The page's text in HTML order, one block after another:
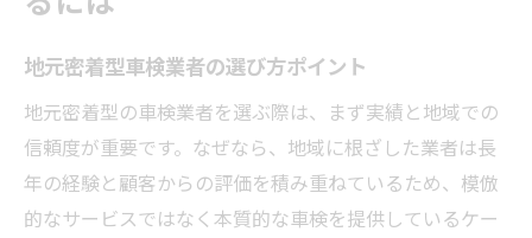
地元密着型車検業者の選び方ポイント
地元密着型の車検業者を選ぶ際は、まず実績と地域での
信頼度が重要です。なぜなら、地域に根ざした業者は長
年の経験と顧客からの評価を積み重ねているため、模倣
的なサービスではなく本質的な車検を提供しているケー